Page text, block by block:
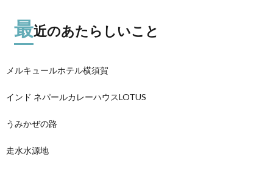
最近のあたらしいこと
メルキュールホテル横須賀
インド ネパールカレーハウスLOTUS
うみかぜの路
走水水源地